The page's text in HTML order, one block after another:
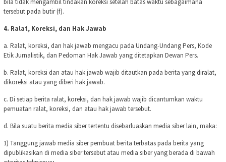
bila tidak mengambil tindakan koreksi setelah batas waktu sebagaimana
tersebut pada butir (f).
4. Ralat, Koreksi, dan Hak Jawab
a. Ralat, koreksi, dan hak jawab mengacu pada Undang-Undang Pers, Kode
Etik Jurnalistik, dan Pedoman Hak Jawab yang ditetapkan Dewan Pers.
b. Ralat, koreksi dan atau hak jawab wajib ditautkan pada berita yang diralat,
dikoreksi atau yang diberi hak jawab.
c. Di setiap berita ralat, koreksi, dan hak jawab wajib dicantumkan waktu
pemuatan ralat, koreksi, dan atau hak jawab tersebut.
d. Bila suatu berita media siber tertentu disebarluaskan media siber lain, maka:
1) Tanggung jawab media siber pembuat berita terbatas pada berita yang
dipublikasikan di media siber tersebut atau media siber yang berada di bawah